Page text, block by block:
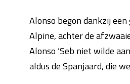
Alonso begon dankzij
Alpine, achter de
Alonso ‘Seb niet wilde
aldus de Spanjaard, die